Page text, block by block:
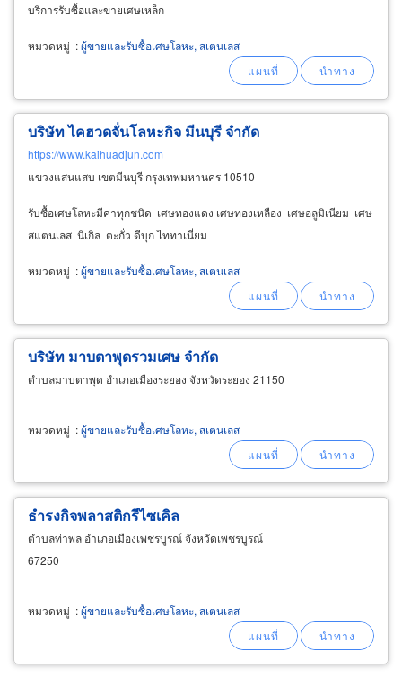
บริการรับซื้อและขายเศษเหล็ก
หมวดหมู่ :ผู้ขายและรับซื้อเศษโลหะ, สเตนเลส
บริษัท ไคฮวดจั่นโลหะกิจ มีนบุรี จำกัด
https://www.kaihuadjun.com
แขวงแสนแสบ เขตมีนบุรี กรุงเทพมหานคร 10510
รับซื้อเศษโลหะมีค่าทุกชนิด เศษทองแดง เศษทองเหลือง เศษอลูมิเนียม เศษ
สแตนเลส นิเกิล ตะกั่ว ดีบุก ไททาเนี่ยม
หมวดหมู่ :ผู้ขายและรับซื้อเศษโลหะ, สเตนเลส
บริษัท มาบตาพุดรวมเศษ จำกัด
ตำบลมาบตาพุด อำเภอเมืองระยอง จังหวัดระยอง 21150
หมวดหมู่ :ผู้ขายและรับซื้อเศษโลหะ, สเตนเลส
ธำรงกิจพลาสติกรีไซเคิล
ตำบลท่าพล อำเภอเมืองเพชรบูรณ์ จังหวัดเพชรบูรณ์
67250
หมวดหมู่ :ผู้ขายและรับซื้อเศษโลหะ, สเตนเลส